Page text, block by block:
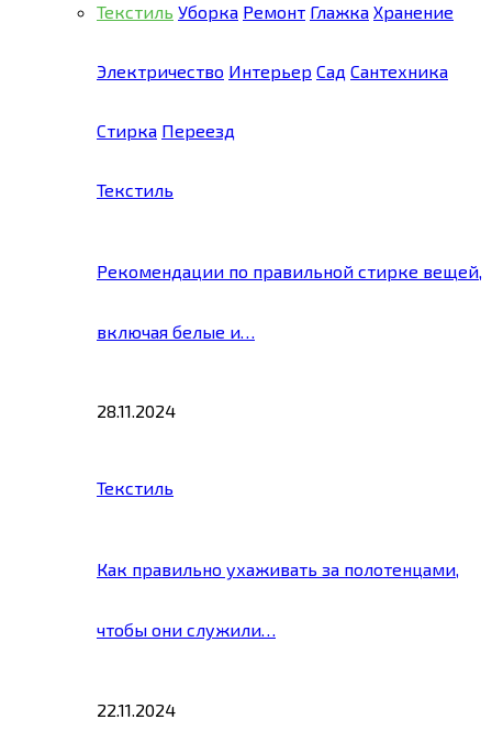
Текстиль Уборка Ремонт Глажка Хранение
Электричество Интерьер Сад Сантехника
Стирка Переезд
Текстиль
Рекомендации по правильной стирке вещей,
включая белые и…
28.11.2024
Текстиль
Как правильно ухаживать за полотенцами,
чтобы они служили…
22.11.2024